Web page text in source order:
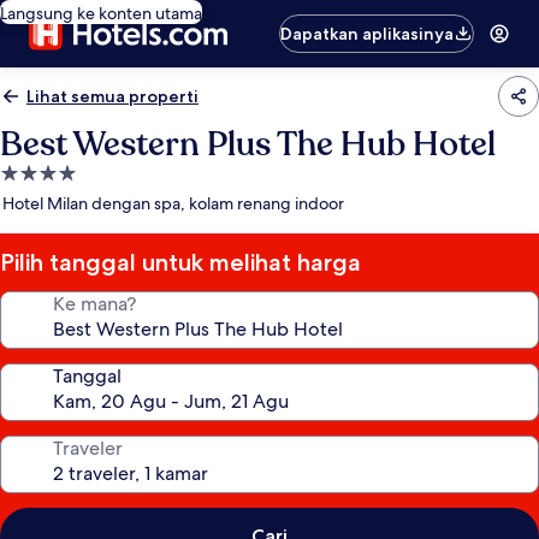
Langsung ke konten utama
Dapatkan aplikasinya
Lihat semua properti
Best Western Plus The Hub Hotel
Properti
bintang
Hotel Milan dengan spa, kolam renang indoor
Pilih tanggal untuk melihat harga
Ke mana?
Tanggal
Traveler